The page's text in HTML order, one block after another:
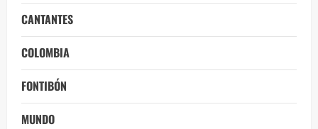
CANTANTES
COLOMBIA
FONTIBÓN
MUNDO